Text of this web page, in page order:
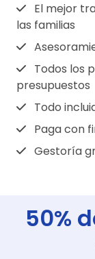
El mejor
las familias
Todos los
presupuestos
Todo
Paga con
Gestoría
50%